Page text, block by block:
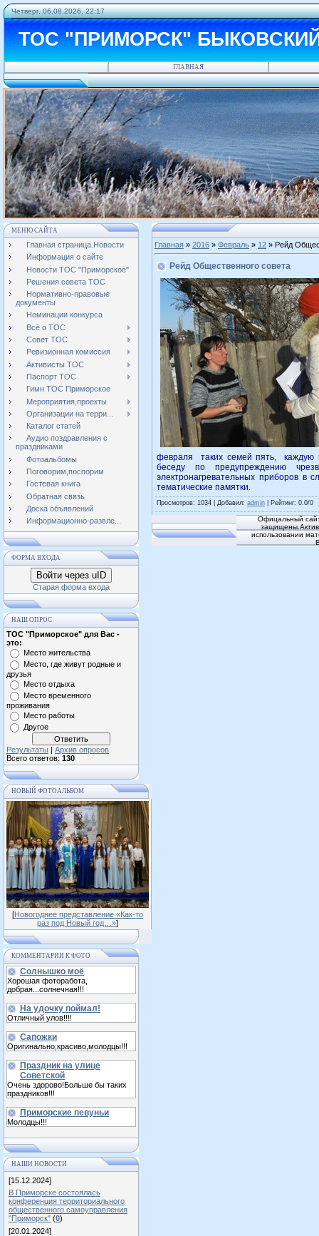
Четверг, 06.08.2026, 22:17
ТОС "ПРИМОРСК"
ГЛАВНАЯ
МЕНЮ САЙТА
Главная страница.Новости
Информация о сайте
Новости ТОС "Приморское"
Решения совета ТОС
Нормативно-правовые
документы
Номинации конкурса
Всё о ТОС
Совет ТОС
Ревизионная комиссия
Активисты ТОС
Паспорт ТОС
Гимн ТОС Приморское
Мероприятия,проекты
Организации на терри...
Каталог статей
Аудио поздравления с
праздниками
Фотоальбомы
Поговорим,поспорим
Гостевая книга
Обратная связь
Доска объявлений
Информационно-развле...
ФОРМА ВХОДА
Войти через uID
Старая форма входа
НАШ ОПРОС
ТОС "Приморское" для Вас -
это:
Место жительства
Место, где живут родные и
друзья
Место отдыха
Место временного
проживания
Место работы
Другое
Результаты | Архив опросов
Всего ответов: 130
НОВЫЙ ФОТОАЛЬБОМ
[Новогоднее представление «Как-то
раз под Новый год…»]
КОММЕНТАРИИ К ФОТО
Солнышко моё
Хорошая фоторабота,
добрая...солнечная!!!
На удочку поймал!
Отличный улов!!!!
Сапожки
Оригинально,красиво,молодцы!!!
Праздник на улице
Советской
Очень здорово!Больше бы таких
праздников!!!
Приморские певуньи
Молодцы!!!
НАШИ НОВОСТИ
[15.12.2024]
В Приморске состоялась
конференция территориального
общественного самоуправления
"Приморск" (0)
[20.01.2024]
Главная » 2016 » Февраль » 12 » Рейд
Рейд Общественного совета
февраля таких семей пять, каждую
беседу по предупреждению
электронагревательных приборов в
тематические памятки.
Просмотров: 1034 | Добавил: admin Рейтинг: 0.0/0
Офицальный
использовании